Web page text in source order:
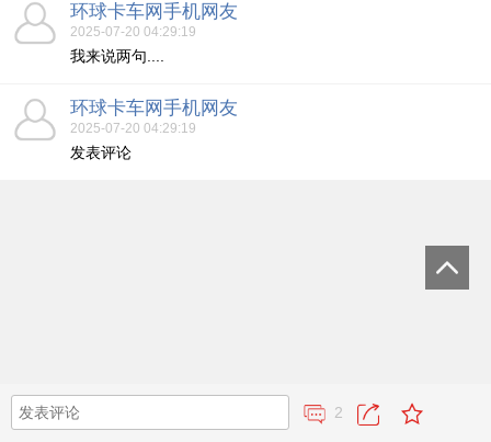
环球卡车网手机网友
2025-07-20 04:29:19
我来说两句....
环球卡车网手机网友
2025-07-20 04:29:19
发表评论
2